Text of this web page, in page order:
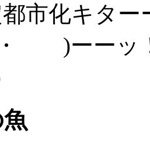
都市化キ
)ーーッ！